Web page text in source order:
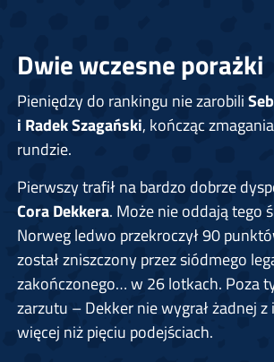
Dwie wczesne porażki
Pieniędzy do rankingu nie zarobili
i Radek Szagański, kończąc
rundzie.
Pierwszy trafił na bardzo dobrze
Cora Dekkera. Może nie oddają tego
Norweg ledwo przekroczył 90
został zniszczony przez siódmego
zakończonego… w 26 lotkach. Poza
zarzutu – Dekker nie wygrał żadnej
więcej niż pięciu podejściach.